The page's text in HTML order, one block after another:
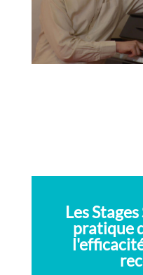
Les
pratique